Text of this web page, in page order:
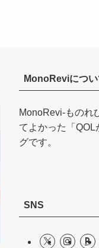
MonoReviについ
MonoRevi-ものれ
てよかった「QOL
グです。
SNS